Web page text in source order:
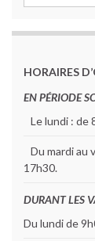
HORAIRES
EN PÉRIODE
Le lundi : de
Du mardi au
17h30.
DURANT LES
Du lundi de